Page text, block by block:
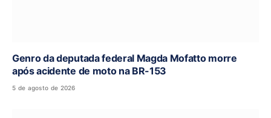
Genro da deputada federal Magda Mofatto morre
após acidente de moto na BR-153
5 de agosto de 2026